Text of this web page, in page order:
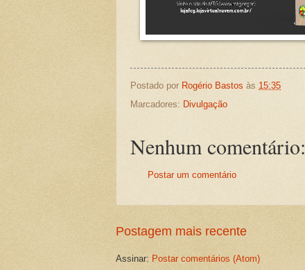
Postado por Rogério Bastos às 15:35
Marcadores: Divulgação
Nenhum comentário:
Postar um comentário
Postagem mais recente
Assinar: Postar comentários (Atom)